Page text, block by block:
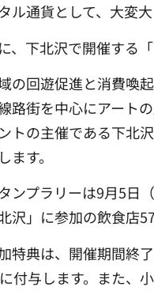
ル通貨として、大変
、下北沢で開催する
の回遊促進と消費喚
路街を中心にアート
トの主催である下北
ます。
ンプラリーは9月5日
沢」に参加の飲食店
特典は、開催期間終
付与します。また、